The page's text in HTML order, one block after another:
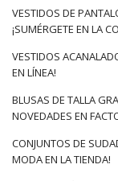
zabraknie tu …
VESTIDOS DE
¡SUMÉRGETE EN LA
VESTIDOS
EN LÍNEA!
BLUSAS DE TALLA
NOVEDADES EN
CONJUNTOS DE
MODA EN LA TIENDA!